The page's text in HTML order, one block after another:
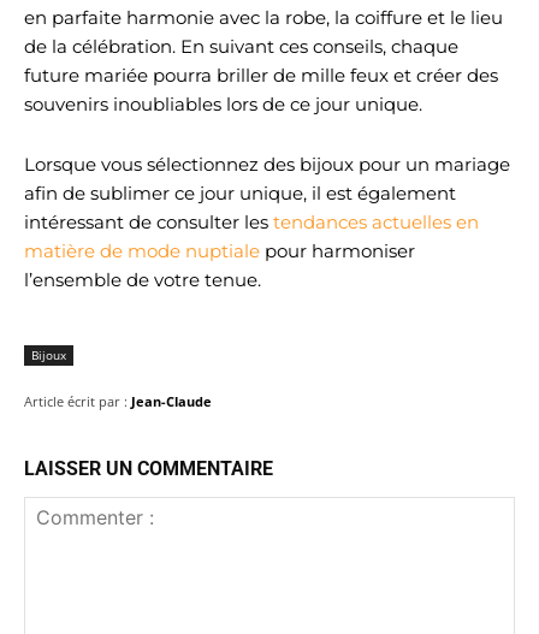
en parfaite harmonie avec la robe, la coiffure et le lieu
de la célébration. En suivant ces conseils, chaque
future mariée pourra briller de mille feux et créer des
souvenirs inoubliables lors de ce jour unique.
Lorsque vous sélectionnez des bijoux pour un mariage
afin de sublimer ce jour unique, il est également
intéressant de consulter les tendances actuelles en
matière de mode nuptiale pour harmoniser
l’ensemble de votre tenue.
Bijoux
Article écrit par : Jean-Claude
LAISSER UN COMMENTAIRE